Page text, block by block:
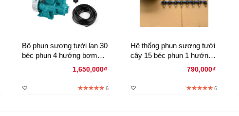
Bộ phun sương tưới lan 30
béc phun 4 hướng bơm
1,650,000₫
6
Hệ thống phun sương tưới
cây 15 béc phun 1 hướng
đầu đồng - có ổ cắm wifi
790,000₫
6